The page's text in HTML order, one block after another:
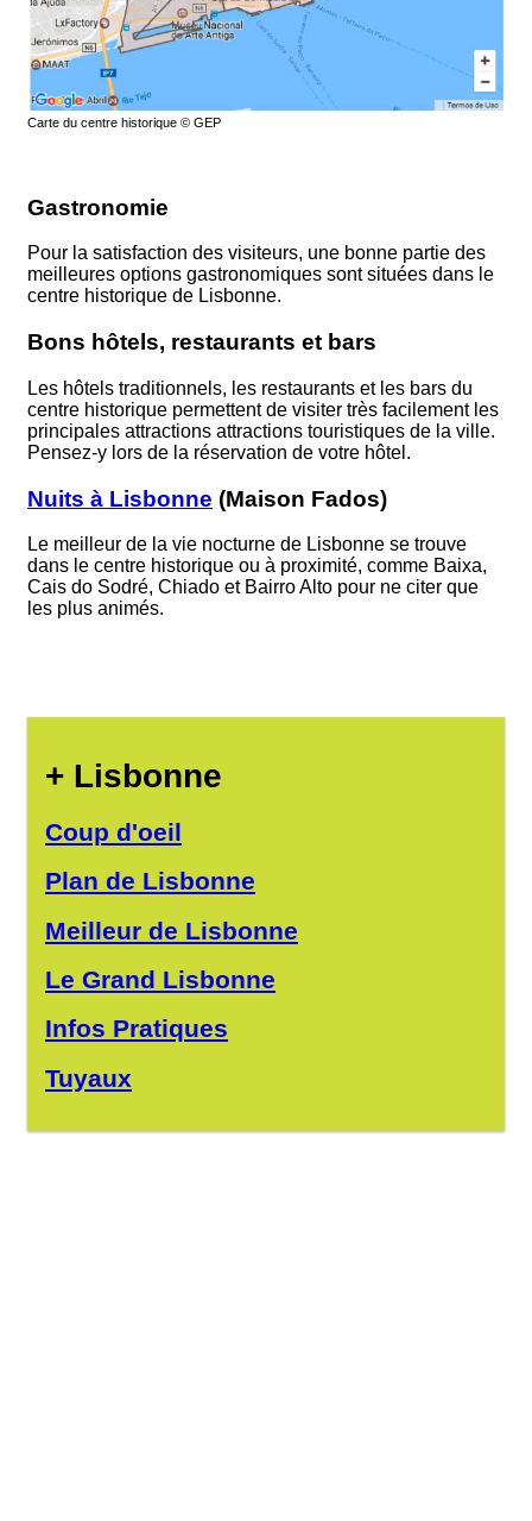
Carte du centre historique © GEP
Gastronomie
Pour la satisfaction des visiteurs, une bonne partie des
meilleures options gastronomiques sont situées dans le
centre historique de Lisbonne.
Bons hôtels, restaurants et bars
Les hôtels traditionnels, les restaurants et les bars du
centre historique permettent de visiter très facilement les
principales attractions attractions touristiques de la ville.
Pensez-y lors de la réservation de votre hôtel.
Nuits à Lisbonne (Maison Fados)
Le meilleur de la vie nocturne de Lisbonne se trouve
dans le centre historique ou à proximité, comme Baixa,
Cais do Sodré, Chiado et Bairro Alto pour ne citer que
les plus animés.
+ Lisbonne
Coup d'oeil
Plan de Lisbonne
Meilleur de Lisbonne
Le Grand Lisbonne
Infos Pratiques
Tuyaux